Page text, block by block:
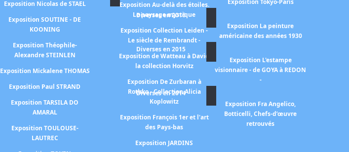
Exposition Nicolas de STAEL
Exposition SOUTINE - DE
KOONING
Exposition Théophile-
Alexandre STEINLEN
Exposition Mickalene THOMAS
Exposition Paul STRAND
Exposition TARSILA DO
AMARAL
Exposition TOULOUSE-
LAUTREC
Exposition Au-delà des étoiles.
Le paysage mystique
Exposition Collection Leiden -
Le siècle de Rembrandt -
Exposition de Watteau à David
la collection Horvitz
Exposition De Zurbaran à
Rothko - Collection Alicia
Koplowitz
Exposition François 1er et l'art
des Pays-bas
Exposition JARDINS
Exposition Tokyo-Paris
Diverses en 2016
Exposition La peinture
américaine des années 1930
Diverses en 2015
Exposition L'estampe
visionnaire - de GOYA à REDON
-
Diverses en 2014
Exposition Fra Angelico,
Botticelli, Chefs-d’œuvre
retrouvés